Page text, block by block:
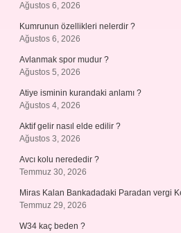
Ağustos 6, 2026
Kumrunun özellikleri nelerdir ?
Ağustos 6, 2026
Avlanmak spor mudur ?
Ağustos 5, 2026
Atiye isminin kurandaki anlamı ?
Ağustos 4, 2026
Aktif gelir nasıl elde edilir ?
Ağustos 3, 2026
Avcı kolu nerededir ?
Temmuz 30, 2026
Miras Kalan Bankadadaki Paradan vergi
Temmuz 29, 2026
W34 kaç beden ?